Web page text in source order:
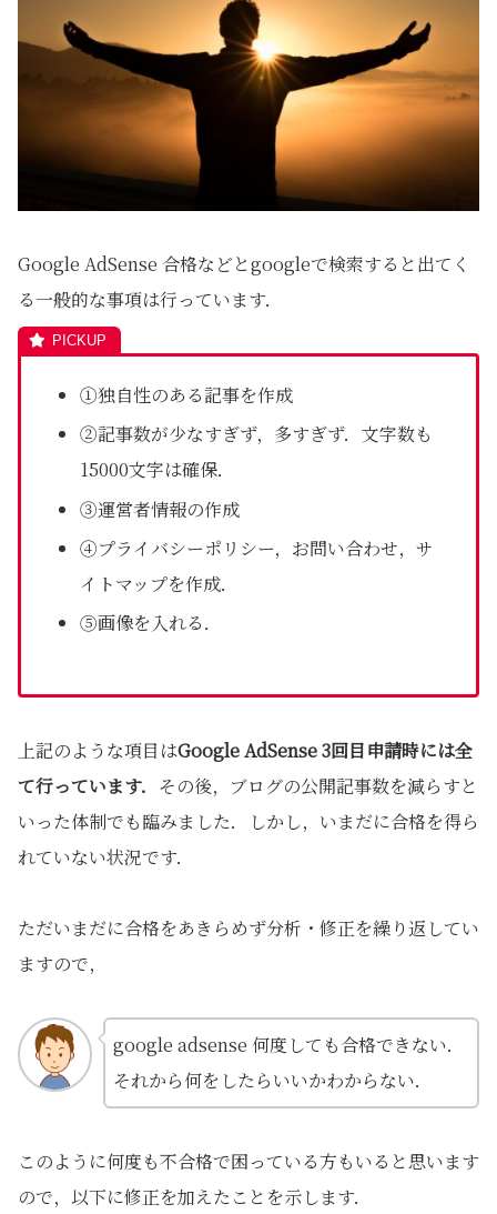
Google AdSense 合格などとgoogleで検索すると出てく
る一般的な事項は行っています．
①独自性のある記事を作成
②記事数が少なすぎず，多すぎず．文字数も
15000文字は確保．
③運営者情報の作成
④プライバシーポリシー，お問い合わせ，サ
イトマップを作成．
⑤画像を入れる．
上記のような項目はGoogle AdSense 3回目申請時には全
て行っています． その後，ブログの公開記事数を減らすと
いった体制でも臨みました．しかし，いまだに合格を得ら
れていない状況です．
ただいまだに合格をあきらめず分析・修正を繰り返してい
ますので，
google adsense 何度しても合格できない．
それから何をしたらいいかわからない．
このように何度も不合格で困っている方もいると思います
ので，以下に修正を加えたことを示します．